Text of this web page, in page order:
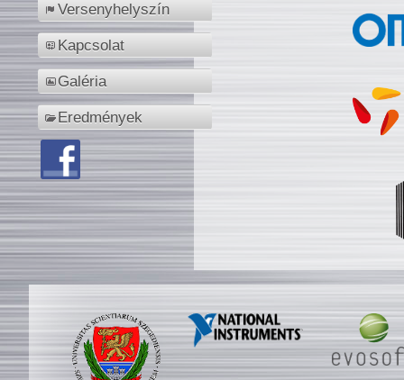
Versenyhelyszín
Kapcsolat
Galéria
Eredmények